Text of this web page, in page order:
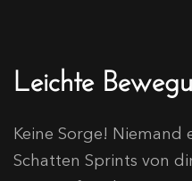
Leichte
Keine Sorge! Niemand
Schatten Sprints von